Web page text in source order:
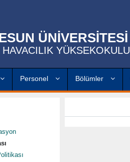
ÜNİVERSİTESİ
HAVACILIK YÜKSEKOKULU
Personel Bölümler